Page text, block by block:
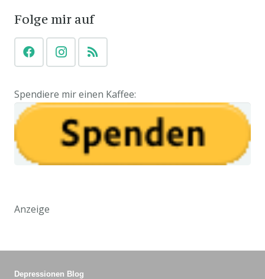
Folge mir auf
Spendiere mir einen Kaffee:
Anzeige
Depressionen Blog